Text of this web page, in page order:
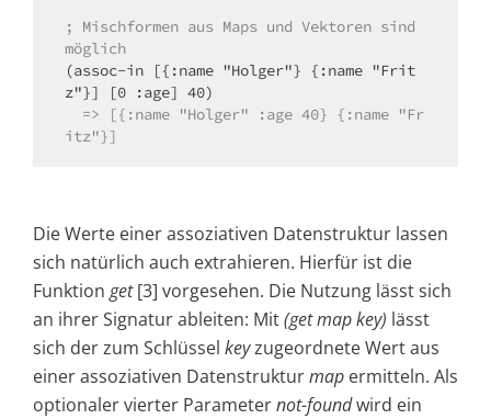
; Mischformen aus Maps und Vektoren sind
möglich
(assoc-in [{:name "Holger"} {:name "Frit
itz"}]
Die Werte einer assoziativen Datenstruktur lassen
sich natürlich auch extrahieren. Hierfür ist die
Funktion get[3] vorgesehen. Die Nutzung lässt sich
an ihrer Signatur ableiten: Mit(get map key) lässt
sich der zum Schlüssel keyzugeordnete Wert aus
einer assoziativen Datenstrukturmap ermitteln. Als
optionaler vierter Parameternot-foundwird ein